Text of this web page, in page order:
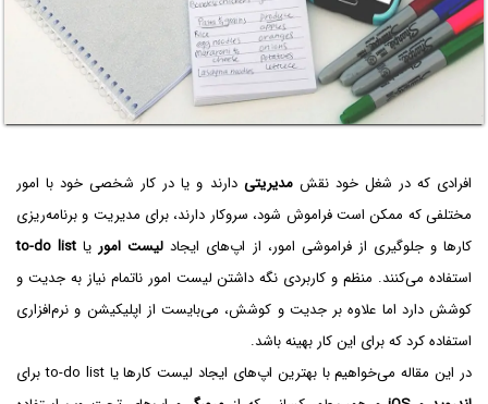
افرادی که در شغل خود نقشمدیریتی دارند و یا در کار شخصی خود با امور
مختلفی که ممکن است فراموش شود، سروکار دارند، برای مدیریت و برنامه‌ریزی
کارها و جلوگیری از فراموشی امور، از اپ‌های ایجاد لیست امور یا to-do list
استفاده می‌کنند. منظم و کاربردی نگه داشتن لیست امور ناتمام نیاز به جدیت و
کوشش دارد اما علاوه بر جدیت و کوشش، می‌بایست از اپلیکیشن و نرم‌افزاری
استفاده کرد که برای این کار بهینه باشد.
در این مقاله می‌خواهیم با بهترین اپ‌های ایجاد لیست کارها یا to-do list برای